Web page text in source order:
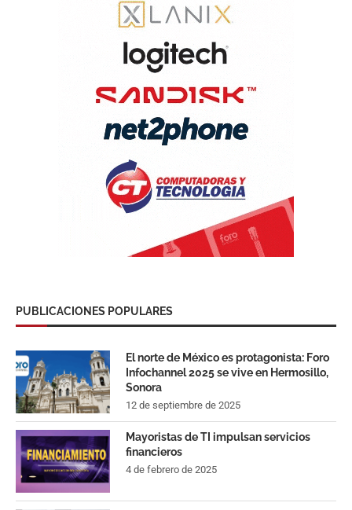
PUBLICACIONES POPULARES
El norte de México es protagonista: Foro
Infochannel 2025 se vive en Hermosillo,
Sonora
12 de septiembre de 2025
Mayoristas de TI impulsan servicios
financieros
4 de febrero de 2025